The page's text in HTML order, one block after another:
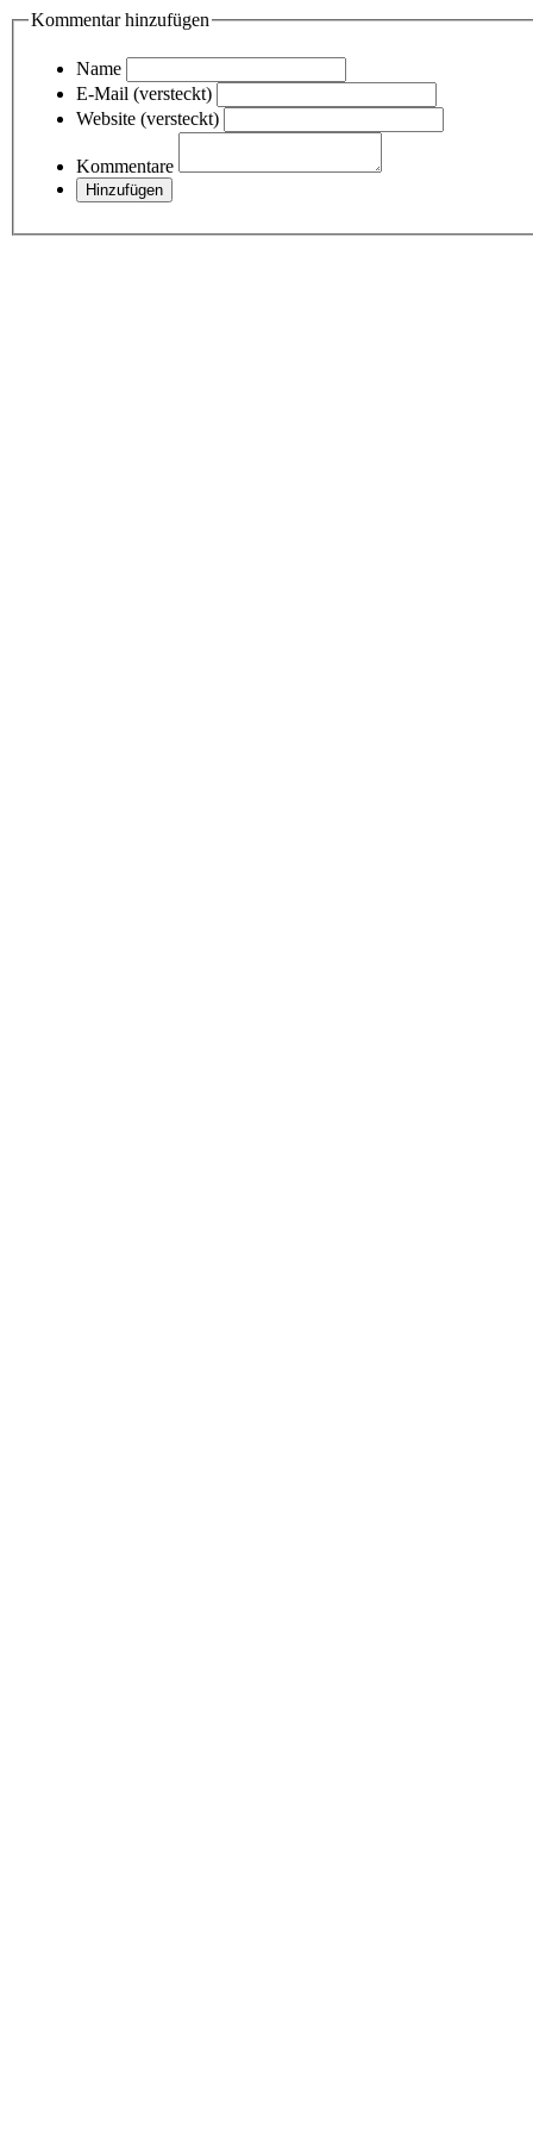
Kommentar hinzufügen
Name
E-Mail (versteckt)
Website (versteckt)
Kommentare